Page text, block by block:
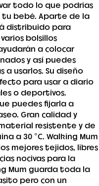
todo lo que podrías
bebé. Aparte de la
distribuido para
bolsillos
a colocar
y así puedes
a usarlos. Su diseño
para usar a diario
o deportivos.
puedes fijarla a
Gran calidad y
resistente y de
a 30 °C. Walking Mum
mejores tejidos, libres
nocivas para la
Mum guarda toda la
pero con un